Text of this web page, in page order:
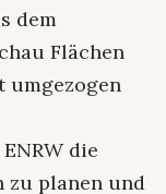
dem
Flächen
umgezogen
die
zu planen und